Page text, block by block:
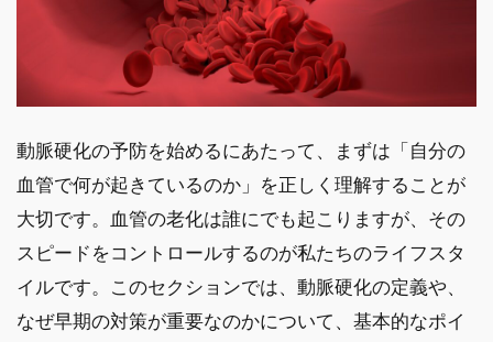
動脈硬化の予防を始めるにあたって、まずは「自分の
血管で何が起きているのか」を正しく理解することが
大切です。血管の老化は誰にでも起こりますが、その
スピードをコントロールするのが私たちのライフスタ
イルです。このセクションでは、動脈硬化の定義や、
なぜ早期の対策が重要なのかについて、基本的なポイ